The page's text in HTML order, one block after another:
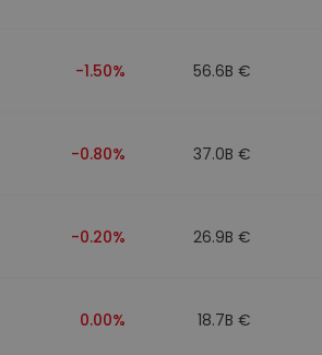
-1.50% 56.6B €
-0.80% 37.0B €
-0.20% 26.9B €
0.00% 18.7B €